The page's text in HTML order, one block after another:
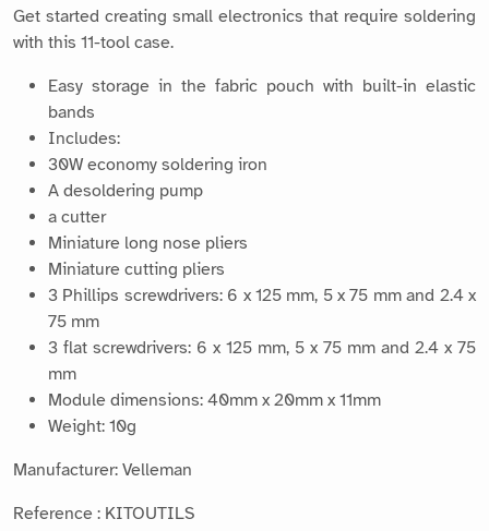
Get started creating small electronics that require soldering
with this 11-tool case.
Easy storage in the fabric pouch with built-in elastic
bands
Includes:
30W economy soldering iron
A desoldering pump
a cutter
Miniature long nose pliers
Miniature cutting pliers
3 Phillips screwdrivers: 6 x 125 mm, 5 x 75 mm and 2.4 x
75 mm
3 flat screwdrivers: 6 x 125 mm, 5 x 75 mm and 2.4 x 75
mm
Module dimensions: 40mm x 20mm x 11mm
Weight: 10g
Manufacturer: Velleman
Reference : KITOUTILS